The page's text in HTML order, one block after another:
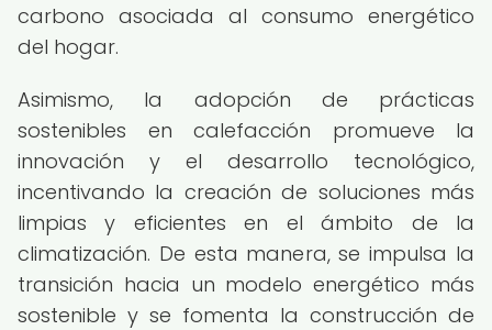
carbono asociada al consumo energético
del hogar.
Asimismo, la adopción de prácticas
sostenibles en calefacción promueve la
innovación y el desarrollo tecnológico,
incentivando la creación de soluciones más
limpias y eficientes en el ámbito de la
climatización. De esta manera, se impulsa la
transición hacia un modelo energético más
sostenible y se fomenta la construcción de